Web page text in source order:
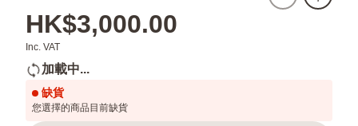
HK$3,000.00
Inc. VAT
加載中...
缺貨
您選擇的商品目前缺貨